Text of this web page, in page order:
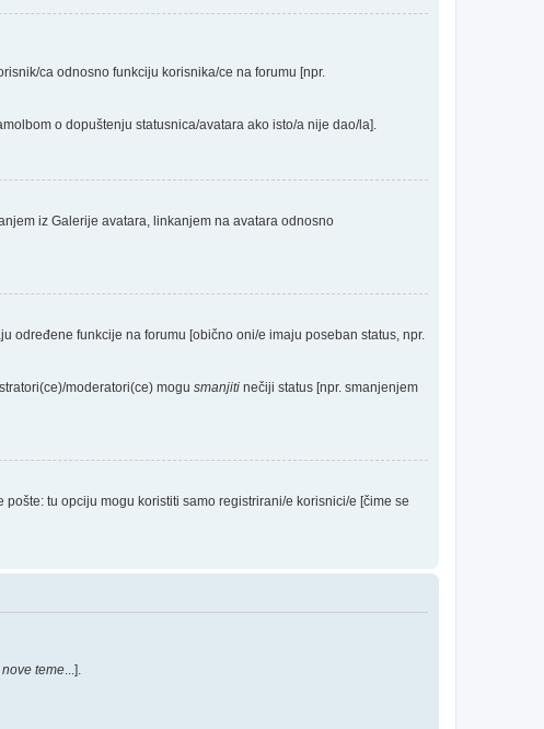
ca odnosno funkciju korisnika/ce na forumu [npr.
o dopuštenju statusnica/avatara ako isto/a nije dao/la].
iz Galerije avatara, linkanjem na avatara odnosno
određene funkcije na forumu [obično oni/e imaju poseban status, npr.
moderatori(ce) mogu smanjiti nečiji status [npr. smanjenjem
tu opciju mogu koristiti samo registrirani/e korisnici/e [čime se
teme...].